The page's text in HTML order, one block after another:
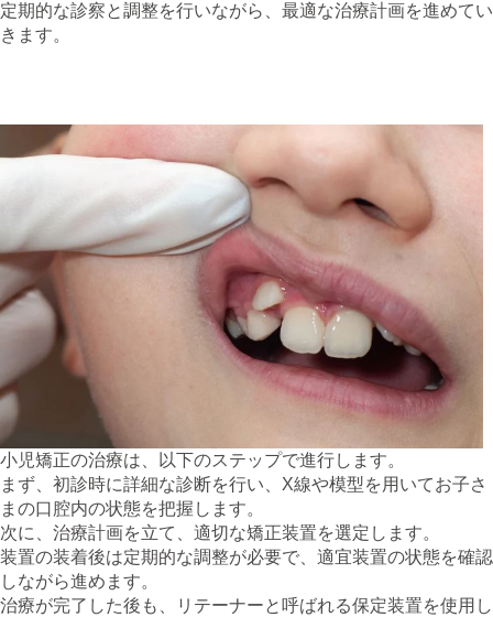
定期的な診察と調整を行いながら、最適な治療計画を進めてい
きます。
小児矯正の治療は、以下のステップで進行します。
まず、初診時に詳細な診断を行い、X線や模型を用いてお子さ
まの口腔内の状態を把握します。
次に、治療計画を立て、適切な矯正装置を選定します。
装置の装着後は定期的な調整が必要で、適宜装置の状態を確認
しながら進めます。
治療が完了した後も、リテーナーと呼ばれる保定装置を使用し